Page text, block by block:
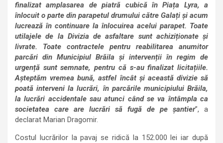
finalizat amplasarea de piatră cubică în Piața Lyra, a
înlocuit o parte din parapetul drumului către Galați și acum
lucrează în continuare la înlocuirea acelui parapet. Toate
utilajele de la Divizia de asfaltare sunt achiziționate și
livrate. Toate contractele pentru reabilitarea anumitor
parcări din Municipiul Brăila și intervenții în regim de
urgență sunt semnate, pentru că s-au finalizat licitațiile.
Așteptăm vremea bună, astfel încât și această divizie să
poată interveni la lucrări, în parcările municipiului Brăila,
la lucrări accidentale sau atunci când se va întâmpla ca
societatea care are lucrări să fugă de pe șantier”, a
declarat Marian Dragomir.
Costul lucrărilor la pavaj se ridică la 152.000 lei iar după